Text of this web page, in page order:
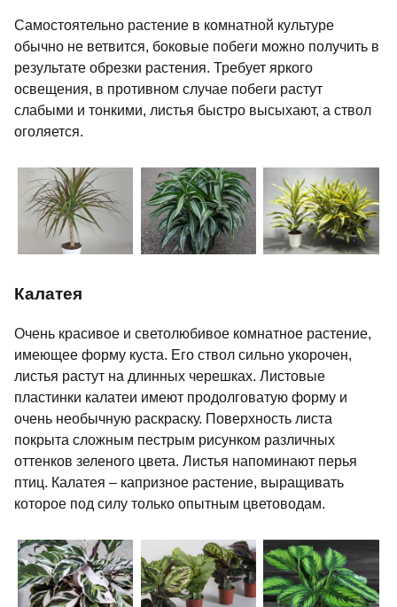
Самостоятельно растение в комнатной культуре
обычно не ветвится, боковые побеги можно получить в
результате обрезки растения. Требует яркого
освещения, в противном случае побеги растут
слабыми и тонкими, листья быстро высыхают, а ствол
оголяется.
Калатея
Очень красивое и светолюбивое комнатное растение,
имеющее форму куста. Его ствол сильно укорочен,
листья растут на длинных черешках. Листовые
пластинки калатеи имеют продолговатую форму и
очень необычную раскраску. Поверхность листа
покрыта сложным пестрым рисунком различных
оттенков зеленого цвета. Листья напоминают перья
птиц. Калатея – капризное растение, выращивать
которое под силу только опытным цветоводам.